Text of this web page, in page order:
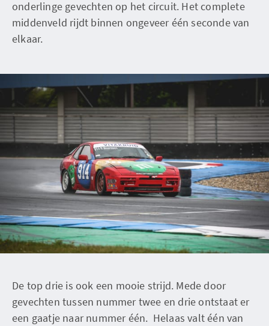
onderlinge gevechten op het circuit. Het complete
middenveld rijdt binnen ongeveer één seconde van
elkaar.
De top drie is ook een mooie strijd. Mede door
gevechten tussen nummer twee en drie ontstaat er
een gaatje naar nummer één. Helaas valt één van